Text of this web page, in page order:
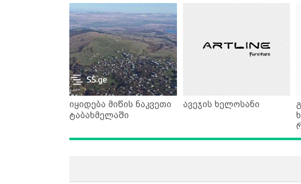
იყიდება მიწის ნაკვეთი
ტაბახმელაში
ავეჯის ხელოსანი